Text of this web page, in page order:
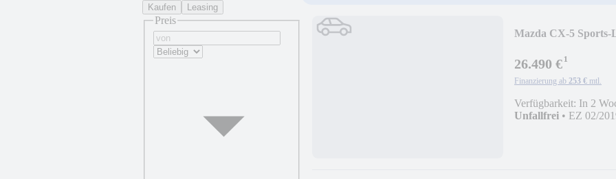
Kaufen Leasing
Preis
Mazda CX-5
26.490 €¹
Finanzierung ab 253 € mtl.
Verfügbarkeit: In 2
Unfallfrei • EZ 02/